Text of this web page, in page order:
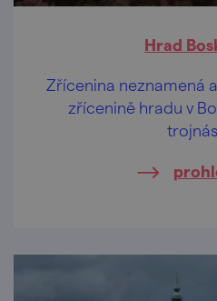
Hrad
Zřícenina neznamená
zřícenině hradu v